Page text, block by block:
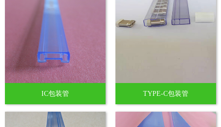
IC包装管 TYPE-C包装管